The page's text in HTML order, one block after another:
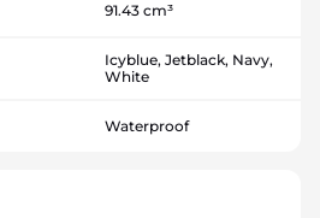
91.43 cm³
Icyblue, Jetblack, Navy,
White
Waterproof